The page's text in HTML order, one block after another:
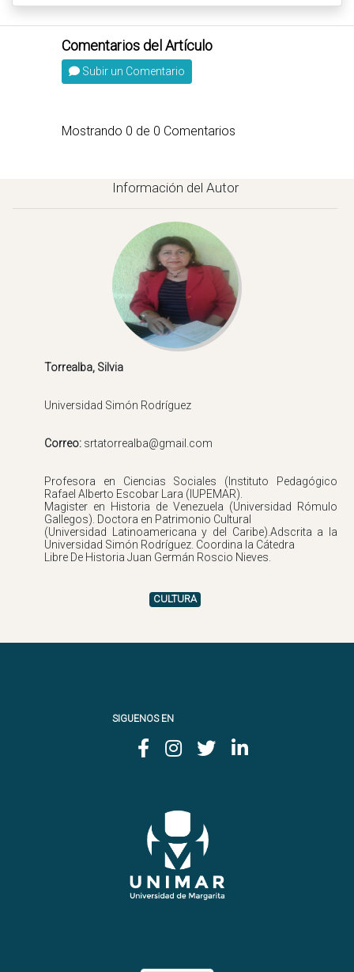
Subir un Comentario
Mostrando 0 de 0 Comentarios
Información del Autor
Correo:
Profesora en Ciencias Sociales (Instituto Pedagógico
Rafael Alberto Escobar Lara (IUPEMAR).
Magister en Historia de Venezuela (Universidad Rómulo
Gallegos). Doctora en Patrimonio Cultural
(Universidad Latinoamericana y del Caribe).Adscrita a la
Universidad Simón Rodríguez. Coordina la Cátedra
CULTURA
SIGUENOS EN